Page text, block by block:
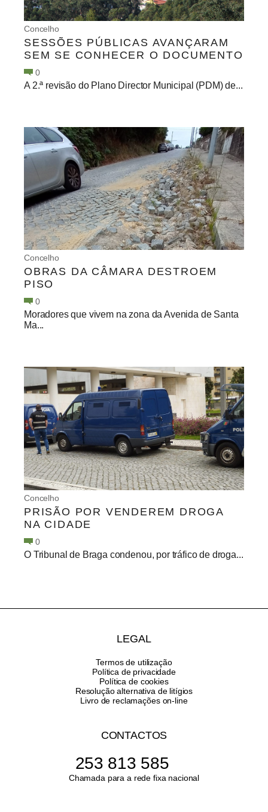
Concelho
SESSÕES PÚBLICAS AVANÇARAM
SEM SE CONHECER O DOCUMENTO
0
A 2.ª revisão do Plano Director Municipal (PDM) de...
Concelho
OBRAS DA CÂMARA DESTROEM
PISO
0
Moradores que vivem na zona da Avenida de Santa
Ma...
Concelho
PRISÃO POR VENDEREM DROGA
NA CIDADE
0
O Tribunal de Braga condenou, por tráfico de droga...
LEGAL
Termos de utilização
Política de privacidade
Política de cookies
Resolução alternativa de litígios
Livro de reclamações on-line
CONTACTOS
253 813 585
Chamada para a rede fixa nacional